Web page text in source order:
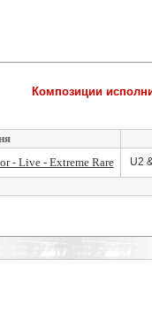
Композиции
- Live - Extreme Rare
U2